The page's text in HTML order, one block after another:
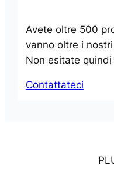
Avete oltre 500
vanno oltre i
Non esitate
Contattateci